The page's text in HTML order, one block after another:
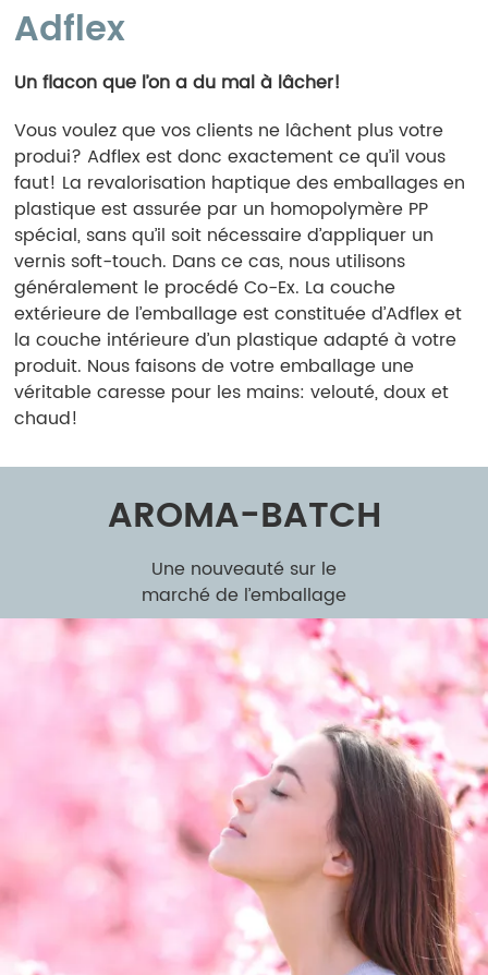
Adflex
Un flacon que l’on a du mal à lâcher!
Vous voulez que vos clients ne lâchent plus votre
produi? Adflex est donc exactement ce qu’il vous
faut! La revalorisation haptique des emballages en
plastique est assurée par un homopolymère PP
spécial, sans qu’il soit nécessaire d’appliquer un
vernis soft-touch. Dans ce cas, nous utilisons
généralement le procédé Co-Ex. La couche
extérieure de l’emballage est constituée d’Adflex et
la couche intérieure d’un plastique adapté à votre
produit. Nous faisons de votre emballage une
véritable caresse pour les mains: velouté, doux et
chaud!
AROMA-BATCH
Une nouveauté sur le
marché de l’emballage